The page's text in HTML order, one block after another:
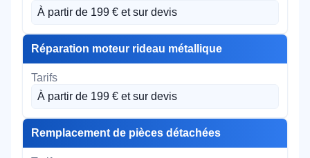
À partir de 199 € et sur devis
Réparation moteur rideau métallique
À partir de 199 € et sur devis
Remplacement de pièces détachées